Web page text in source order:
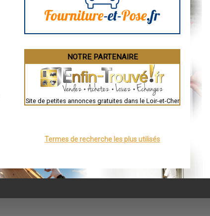
NOTRE PARTENAIRE
Site de petites annonces gratuites dans le Loir-et-Cher
Termes de recherche les plus utilisés